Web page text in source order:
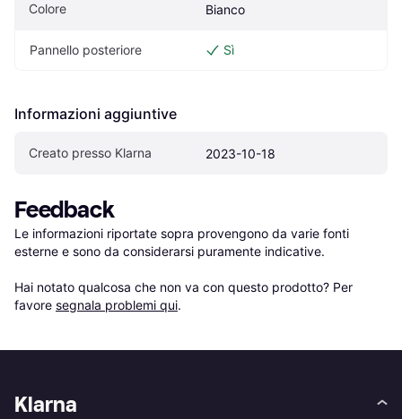
Colore Bianco
Pannello posteriore Sì
Informazioni aggiuntive
Creato presso Klarna 2023-10-18
Feedback
Le informazioni riportate sopra provengono da varie fonti
esterne e sono da considerarsi puramente indicative.
Hai notato qualcosa che non va con questo prodotto? Per
favore segnala problemi qui.
Klarna